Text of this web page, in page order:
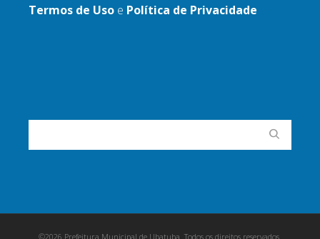
Termos de Uso e Política de Privacidade
©2026 Prefeitura Municipal de Ubatuba. Todos os direitos reservados.